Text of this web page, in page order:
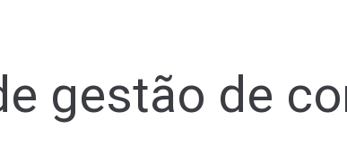
gestão de